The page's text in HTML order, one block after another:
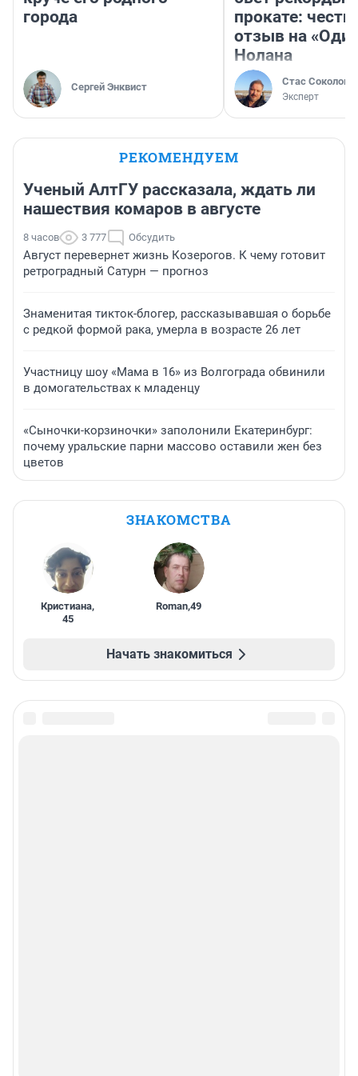
города
Сергей Энквист
прокате:
отзыв на
Нолана
Стас Соколов
Эксперт
РЕКОМЕНДУЕМ
Ученый АлтГУ рассказала, ждать ли
нашествия комаров в августе
8 часов 3 777 Обсудить
Август перевернет жизнь Козерогов. К чему готовит
ретроградный Сатурн — прогноз
Знаменитая тикток-блогер, рассказывавшая о борьбе
с редкой формой рака, умерла в возрасте 26 лет
Участницу шоу «Мама в 16» из Волгограда обвинили
в домогательствах к младенцу
«Сыночки-корзиночки» заполонили Екатеринбург:
почему уральские парни массово оставили жен без
цветов
ЗНАКОМСТВА
Кристиана,
45
Roman,49
Начать знакомиться